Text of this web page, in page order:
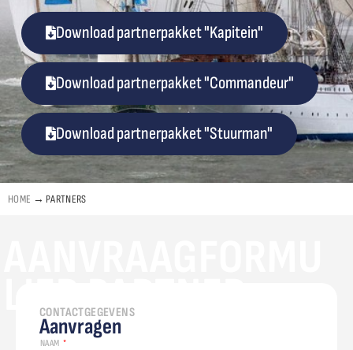
Download partnerpakket "Kapitein"
Download partnerpakket "Commandeur"
Download partnerpakket "Stuurman"
HOME → PARTNERS
LIER PARTNER
CONTACTGEGEVENS
Aanvragen
NAAM